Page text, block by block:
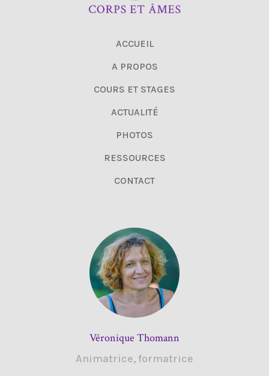
ACCUEIL
A PROPOS
COURS ET STAGES
ACTUALITÉ
PHOTOS
RESSOURCES
CONTACT
Véronique Thomann
Animatrice, formatrice